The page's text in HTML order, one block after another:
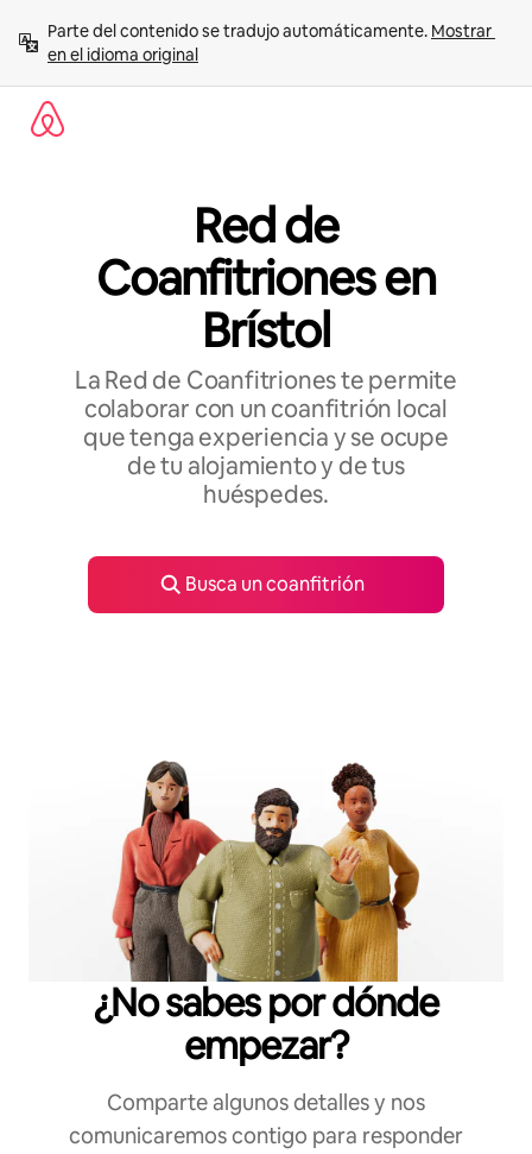
contenido
Parte del contenido se tradujo automáticamente. Mostrar
en el idioma original
Red de
Coanfitriones en
Brístol
La Red de Coanfitriones te permite
colaborar con un coanfitrión local
que tenga experiencia y se ocupe
de tu alojamiento y de tus
huéspedes.
Busca un coanfitrión
¿No sabes por dónde
empezar?
Comparte algunos detalles y nos
comunicaremos contigo para responder